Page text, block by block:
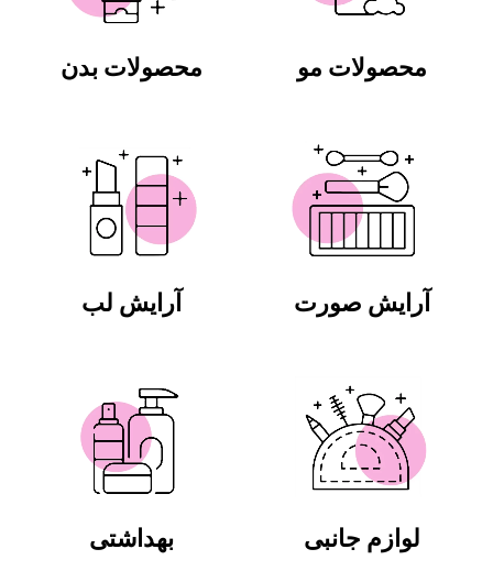
محصولات مو محصولات بدن
آرایش صورت
لوازم جانبی
آرایش لب
بهداشتی